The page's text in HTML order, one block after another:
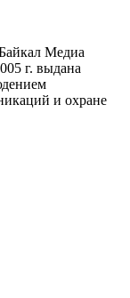
Медиа
г. выдана
и охране